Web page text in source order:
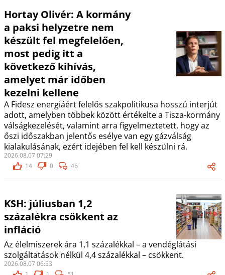
Hortay Olivér: A kormány
a paksi helyzetre nem
készült fel megfelelően,
most pedig itt a
következő kihívás,
amelyet már időben
kezelni kellene
A Fidesz energiáért felelős szakpolitikusa hosszú interjút
adott, amelyben többek között értékelte a Tisza-kormány
válságkezelését, valamint arra figyelmeztetett, hogy az
őszi időszakban jelentős esélye van egy gázválság
kialakulásának, ezért idejében fel kell készülni rá.
2026.08.07 07:29
14
0 46
KSH: júliusban 1,2
százalékra csökkent az
infláció
Az élelmiszerek ára 1,1 százalékkal – a vendéglátási
szolgáltatások nélkül 4,4 százalékkal – csökkent.
2026.08.07 06:53